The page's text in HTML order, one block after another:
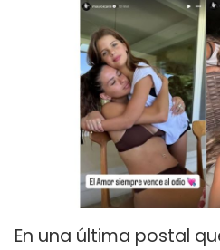
En una última postal